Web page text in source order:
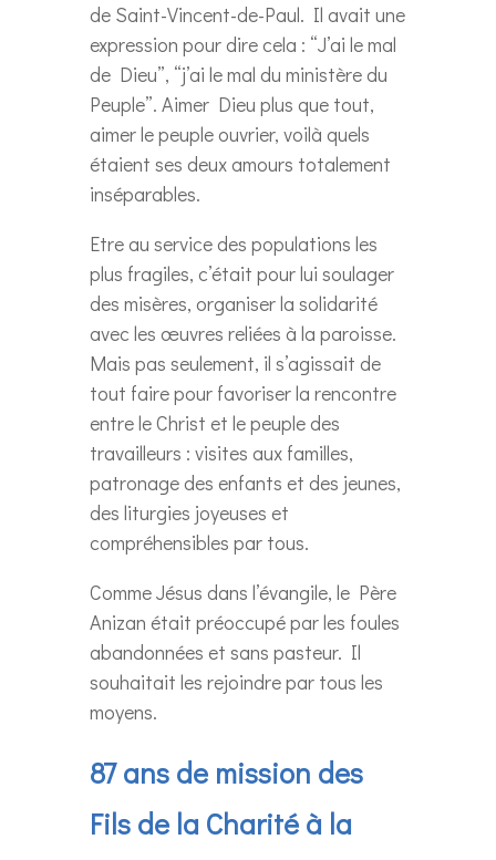
de Saint-Vincent-de-Paul. Il avait une
expression pour dire cela : “J’ai le mal
de Dieu”, “j’ai le mal du ministère du
Peuple”. Aimer Dieu plus que tout,
aimer le peuple ouvrier, voilà quels
étaient ses deux amours totalement
inséparables.
Etre au service des populations les
plus fragiles, c’était pour lui soulager
des misères, organiser la solidarité
avec les œuvres reliées à la paroisse.
Mais pas seulement, il s’agissait de
tout faire pour favoriser la rencontre
entre le Christ et le peuple des
travailleurs : visites aux familles,
patronage des enfants et des jeunes,
des liturgies joyeuses et
compréhensibles par tous.
Comme Jésus dans l’évangile, le Père
Anizan était préoccupé par les foules
abandonnées et sans pasteur. Il
souhaitait les rejoindre par tous les
moyens.
87 ans de mission des
Fils de la Charité à la